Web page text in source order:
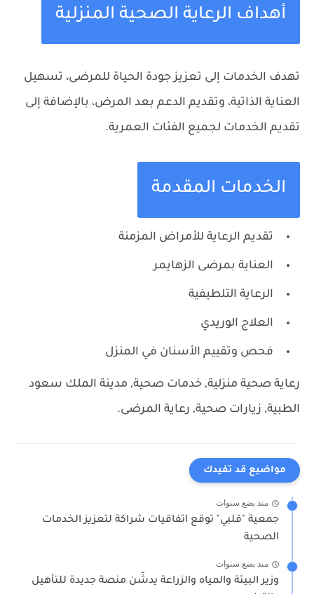
أهداف الرعاية الصحية المنزلية
تهدف الخدمات إلى تعزيز جودة الحياة للمرضى، تسهيل
العناية الذاتية، وتقديم الدعم بعد المرض، بالإضافة إلى
تقديم الخدمات لجميع الفئات العمرية.
الخدمات المقدمة
تقديم الرعاية للأمراض المزمنة
العناية بمرضى الزهايمر
الرعاية التلطيفية
العلاج الوريدي
فحص وتقييم الأسنان في المنزل
رعاية صحية منزلية, خدمات صحية, مدينة الملك سعود
الطبية, زيارات صحية, رعاية المرضى.
مواضيع قد تفيدك
منذ بضع سنوات
جمعية "قلبي" توقع اتفاقيات شراكة لتعزيز الخدمات
الصحية
منذ بضع سنوات
وزير البيئة والمياه والزراعة يدشّن منصة جديدة للتأهيل